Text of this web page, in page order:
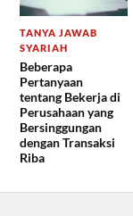
TANYA JAWAB
SYARIAH
Beberapa
Pertanyaan
tentang Bekerja di
Perusahaan yang
Bersinggungan
dengan Transaksi
Riba